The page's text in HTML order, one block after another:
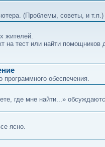
(Проблемы, советы, и т.п.)
жителей.
на тест или найти помощников
программного обеспечения.
где мне найти...»
ясно.